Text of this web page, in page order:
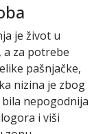
je život u
a za potrebe
pašnjačke,
nizina je zbog
nepogodnija
i viši